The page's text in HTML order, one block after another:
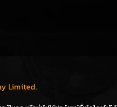
Limited.